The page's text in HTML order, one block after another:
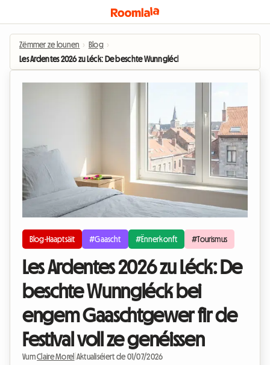
Zëmmer ze lounen › Blog ›
Les Ardentes 2026 zu Léck: De beschte Wunngléck bei engem
Blog-Haaptsäit #Gaascht #Ënnerkonft #Tourismus
Les Ardentes 2026 zu Léck: De
beschte Wunngléck bei
engem Gaaschtgewer fir de
Festival voll ze genéissen
VumClaire Morel Aktualiséiert de 01/07/2026